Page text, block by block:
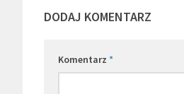
DODAJ KOMENTARZ
Komentarz *